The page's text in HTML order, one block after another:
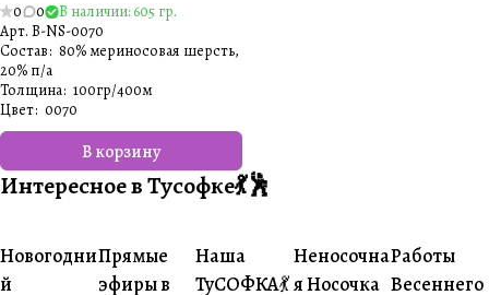
0 0
В наличии: 605 гр.
Арт. B-NS-0070
В корзину
Состав: 80% мериносовая шерсть,
20% п/а
Толщина: 100гр/400м
Цвет: 0070
Интересное в Тусофке💃🕺
#Совместники
Новогодни
й
#Житуха
Прямые
эфиры в
#Совместники
Наша
ТуСОФКА💃
#Ваше
творчество
Неносочна
я Носочка
#Ваше
Работы
Весеннего